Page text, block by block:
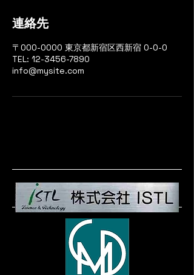
連絡先
〒000-0000 東京都新宿区西新宿 0-0-0
TEL: 12-3456-7890
info@mysite.com